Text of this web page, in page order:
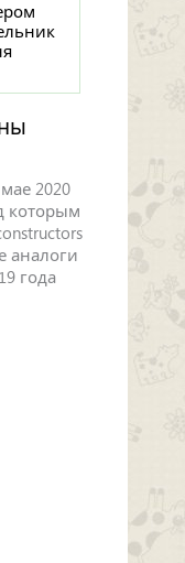
2020
которым
аналоги
года